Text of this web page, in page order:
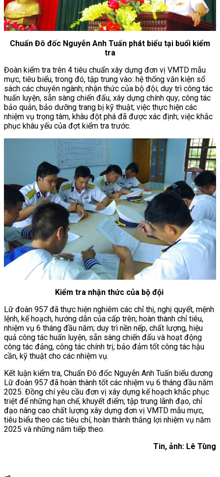
Chuẩn Đô đốc Nguyễn Anh Tuấn phát biểu tại buổi kiểm
tra
Đoàn kiểm tra trên 4 tiêu chuẩn xây dựng đơn vị VMTD mẫu
mực, tiêu biểu, trong đó, tập trung vào: hệ thống văn kiện sổ
sách các chuyên ngành; nhận thức của bộ đội; duy trì công tác
huấn luyện, sẵn sàng chiến đấu, xây dựng chính quy; công tác
bảo quản, bảo dưỡng trang bị kỹ thuật; việc thực hiện các
nhiệm vụ trọng tâm, khâu đột phá đã được xác định; việc khắc
phục khâu yếu của đợt kiểm tra trước.
Kiểm tra nhận thức của bộ đội
Lữ đoàn 957 đã thực hiện nghiêm các chỉ thị, nghị quyết, mệnh
lệnh, kế hoạch, hướng dẫn của cấp trên; hoàn thành chỉ tiêu,
nhiệm vụ 6 tháng đầu năm; duy trì nền nếp, chất lượng, hiệu
quả công tác huấn luyện, sẵn sàng chiến đấu và hoạt động
công tác đảng, công tác chính trị; bảo đảm tốt công tác hậu
cần, kỹ thuật cho các nhiệm vụ.
Kết luận kiểm tra, Chuẩn Đô đốc Nguyễn Anh Tuấn biểu dương
Lữ đoàn 957 đã hoàn thành tốt các nhiệm vụ 6 tháng đầu năm
2025. Đồng chí yêu cầu đơn vị xây dựng kế hoạch khắc phục
triệt để những hạn chế, khuyết điểm; tập trung lãnh đạo, chỉ
đạo nâng cao chất lượng xây dựng đơn vị VMTD mẫu mực,
tiêu biểu theo các tiêu chí, hoàn thành thắng lợi nhiệm vụ năm
2025 và những năm tiếp theo.
Tin, ảnh: Lê Tùng